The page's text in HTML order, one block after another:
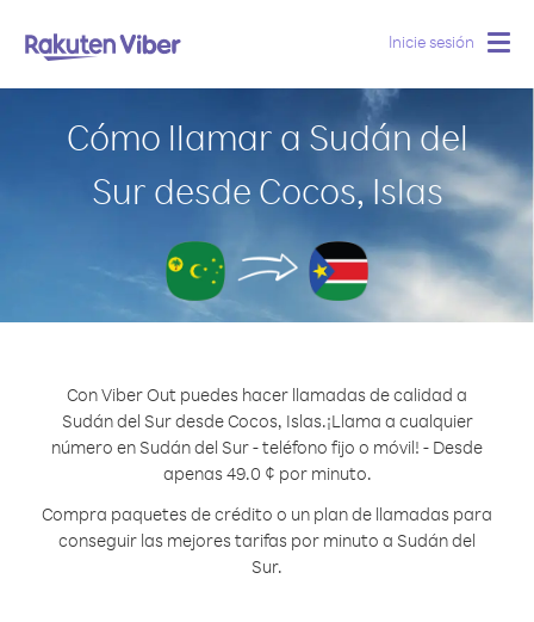
Inicie sesión
Cómo llamar a Sudán del
Sur desde Cocos, Islas
Con Viber Out puedes hacer llamadas de calidad a
Sudán del Sur desde Cocos, Islas.¡Llama a cualquier
número en Sudán del Sur - teléfono fijo o móvil! - Desde
apenas 49.0 ¢ por minuto.
Compra paquetes de crédito o un plan de llamadas para
conseguir las mejores tarifas por minuto a Sudán del
Sur.